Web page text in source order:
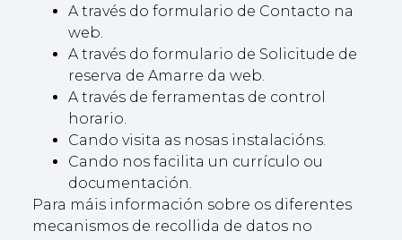
A través do formulario de Contacto na
web.
A través do formulario de Solicitude de
reserva de Amarre da web.
A través de ferramentas de control
horario.
Cando visita as nosas instalacións.
Cando nos facilita un currículo ou
documentación.
Para máis información sobre os diferentes
mecanismos de recollida de datos no